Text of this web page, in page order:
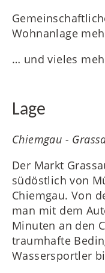
Wohnanlage
… und vieles
Lage
Chiemgau -
Der Markt
südöstlich von
Chiemgau. Von
man mit dem
Minuten an den
traumhafte
Wassersportler